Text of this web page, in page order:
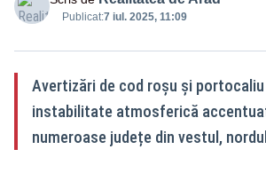
Publicat:7 iul. 2025, 11:09
Avertizări de cod roșu și
instabilitate atmosferică
numeroase județe din vestul,